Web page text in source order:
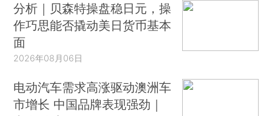
分析｜贝森特操盘稳日元，操
作巧思能否撬动美日货币基本
面
2026年08月06日
电动汽车需求高涨驱动澳洲车
市增长 中国品牌表现强劲｜